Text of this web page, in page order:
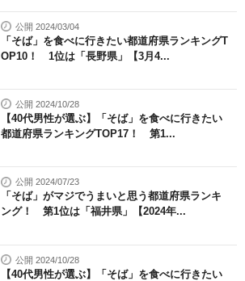
公開 2024/03/04
「そば」を食べに行きたい都道府県ランキングT
OP10！ 1位は「長野県」【3月4...
公開 2024/10/28
【40代男性が選ぶ】「そば」を食べに行きたい
都道府県ランキングTOP17！ 第1...
公開 2024/07/23
「そば」がマジでうまいと思う都道府県ランキ
ング！ 第1位は「福井県」【2024年...
公開 2024/10/28
【40代男性が選ぶ】「そば」を食べに行きたい